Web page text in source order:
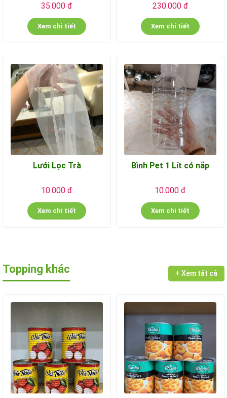
35.000 đ
Xem chi tiết
230.000 đ
Xem chi tiết
Lưới Lọc Trà
10.000 đ
Xem chi tiết
Bình Pet 1 Lít có nắp
10.000 đ
Xem chi tiết
Topping khác + Xem tất cả